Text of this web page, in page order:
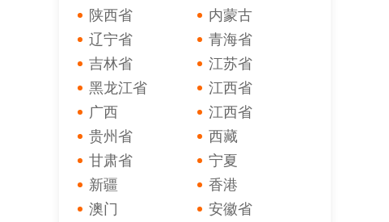
陕西省
内蒙古
辽宁省
青海省
吉林省
江苏省
黑龙江省
江西省
广西
江西省
贵州省
西藏
甘肃省
宁夏
新疆
香港
澳门
安徽省